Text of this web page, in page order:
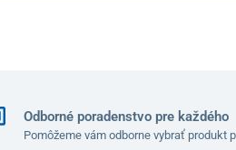
Odborné poradenstvo pre každého
Pomôžeme vám odborne vybrať produkt